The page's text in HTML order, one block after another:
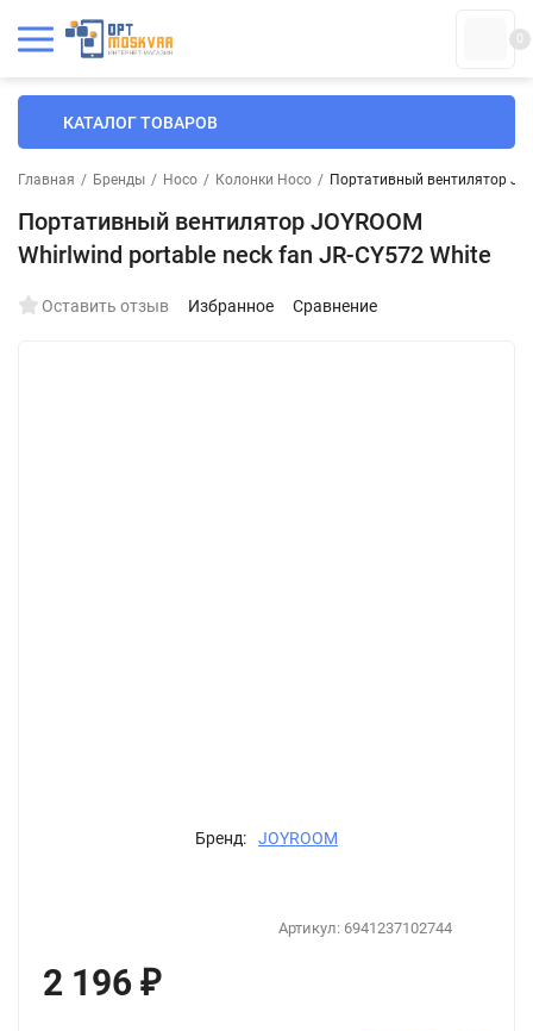
0
КАТАЛОГ ТОВАРОВ
Главная / Бренды / Hoco / Колонки Hoco / Портативный вентилятор
Портативный вентилятор JOYROOM
Whirlwind portable neck fan JR-CY572 White
Оставить отзыв Избранное Сравнение
Бренд: JOYROOM
Артикул: 6941237102744
2 196 ₽